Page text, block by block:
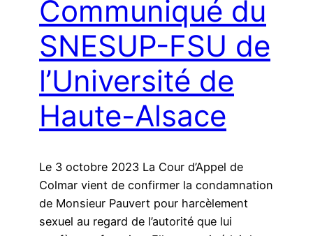
Communiqué du
SNESUP-FSU de
l’Université de
Haute-Alsace
Le 3 octobre 2023 La Cour d’Appel de
Colmar vient de confirmer la condamnation
de Monsieur Pauvert pour harcèlement
sexuel au regard de l’autorité que lui